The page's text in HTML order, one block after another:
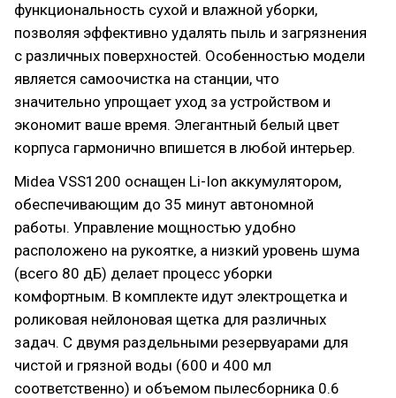
функциональность сухой и влажной уборки,
позволяя эффективно удалять пыль и загрязнения
с различных поверхностей. Особенностью модели
является самоочистка на станции, что
значительно упрощает уход за устройством и
экономит ваше время. Элегантный белый цвет
корпуса гармонично впишется в любой интерьер.
Midea VSS1200 оснащен Li-Ion аккумулятором,
обеспечивающим до 35 минут автономной
работы. Управление мощностью удобно
расположено на рукоятке, а низкий уровень шума
(всего 80 дБ) делает процесс уборки
комфортным. В комплекте идут электрощетка и
роликовая нейлоновая щетка для различных
задач. С двумя раздельными резервуарами для
чистой и грязной воды (600 и 400 мл
соответственно) и объемом пылесборника 0.6